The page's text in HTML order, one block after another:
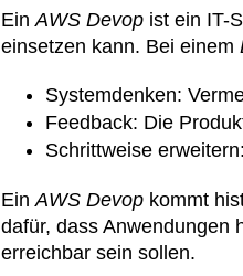
EinAWS Devop ist ein IT-
einsetzen kann. Bei einem
Systemdenken:
Feedback: Die
Schrittweise
EinAWS Devop kommt
dafür, dass Anwendungen
erreichbar sein sollen.